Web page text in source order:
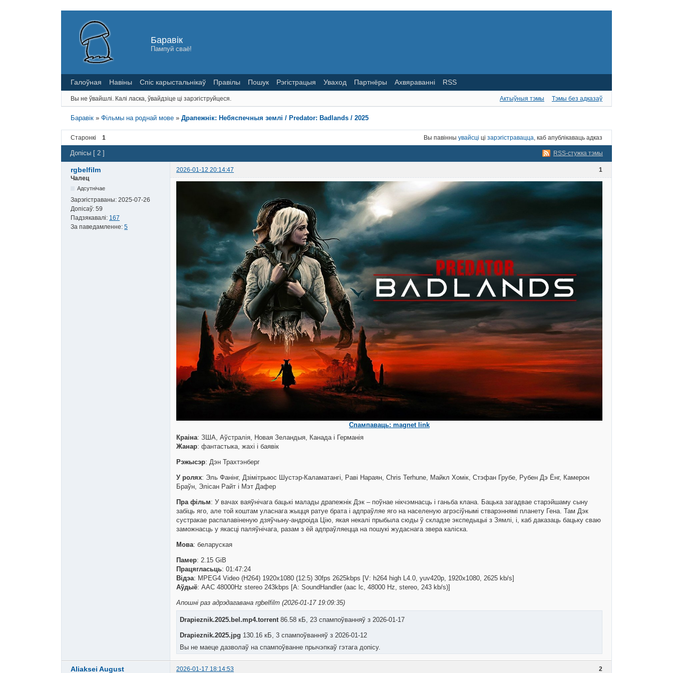
Баравік
Пампуй сваё!
Галоўная Навіны Спіс карыстальнікаў Правілы Пошук Рэгістрацыя Уваход Партнёры Ахвяраванні RSS
Вы не ўвайшлі. Калі ласка, ўвайдзіце ці зарэгіструйцеся. Актыўныя тэмы Тэмы без адказаў
Баравік »Фільмы на роднай мове »Драпежнік: Небяспечныя землі / Predator: Badlands / 2025
Старонкі 1 Вы павінны увайсці ці зарэгістравацца , каб апублікаваць адказ
RSS-стужка тэмы
Допісы [ 2 ]
1
rgbelfilm
2026-01-12 20:14:47
Чалец
Адсутнічае
Зарэгістраваны: 2025-07-26
Допісаў: 59
Падзякавалі: 167
За паведамленне: 5
Спампаваць: magnet link
Краіна: ЗША, Аўстралія, Новая Зеландыя, Канада і Германія
Жанар: фантастыка, жахі і баявік
Рэжысэр: Дэн Трахтэнберг
У ролях: Эль Фанінг, Дзімітрыюс Шустэр-Каламатангі, Раві Нараян, Chris Terhune, Майкл Хомік, Стэфан Грубе, Рубен Дэ Ёнг, Камерон
Браўн, Элісан Райт і Мэт Дафер
Пра фільм: У вачах ваяўнічага бацькі малады драпежнік Дэк – поўнае нікчэмнасць і ганьба клана. Бацька загадвае старэйшаму сыну
забіць яго, але той коштам уласнага жыцця ратуе брата і адпраўляе яго на населеную агрэсіўнымі стварэннямі планету Гена. Там Дэк
сустракае распалавіненую дзяўчыну-андроіда Цію, якая некалі прыбыла сюды ў складзе экспедыцыі з Зямлі, і, каб даказаць бацьку сваю
заможнасць у якасці паляўнічага, разам з ёй адпраўляецца на пошукі жудаснага звера каліска.
Мова: беларуская
Памер: 2.15 GiB
Працягласьць: 01:47:24
Відэа: MPEG4 Video (H264) 1920x1080 (12:5) 30fps 2625kbps [V: h264 high L4.0, yuv420p, 1920x1080, 2625 kb/s]
Аўдыё: AAC 48000Hz stereo 243kbps [A: SoundHandler (aac lc, 48000 Hz, stereo, 243 kb/s)]
Апошні раз адрэдагавана rgbelfilm (2026-01-17 19:09:35)
Drapieznik.2025.bel.mp4.torrent 86.58 кБ, 23 спампоўванняў з 2026-01-17
Drapieznik.2025.jpg 130.16 кБ, 3 спампоўванняў з 2026-01-12
Вы не маеце дазволаў на спампоўванне прычэпкаў гэтага допісу.
2
Aliaksei August 2026-01-17 18:14:53